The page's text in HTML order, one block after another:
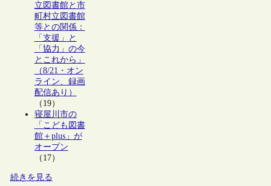
立図書館と市
町村立図書館
等との関係：
「支援」と
「協力」の今
とこれから」
（8/21・オン
ライン、録画
配信あり）
（19）
寝屋川市の
「こども図書
館＋plus」が
オープン
（17）
続きを見る